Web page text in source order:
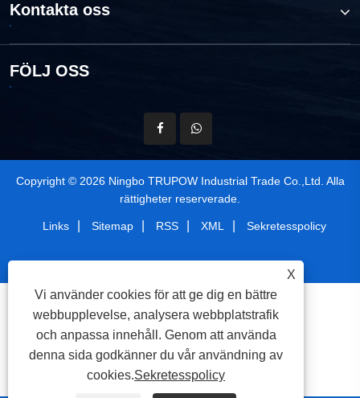
Kontakta oss
FÖLJ OSS
Copyright © 2026 Ningbo TRUPOW Industrial Trade Co.,Ltd. Alla
rättigheter reserverade.
Links Sitemap RSS XML Sekretesspolicy
X
Vi använder cookies för att ge dig en bättre
webbupplevelse, analysera webbplatstrafik
och anpassa innehåll. Genom att använda
denna sida godkänner du vår användning av
cookies.Sekretesspolicy